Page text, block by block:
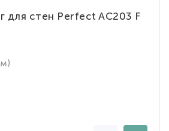
для стен Perfect AC203 F